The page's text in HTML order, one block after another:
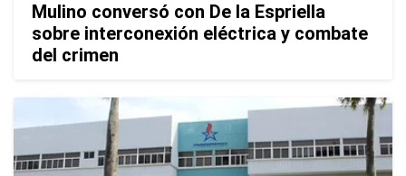
Mulino conversó con De la Espriella
sobre interconexión eléctrica y combate
del crimen